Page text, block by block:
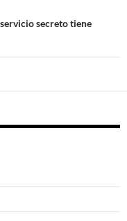
secreto tiene